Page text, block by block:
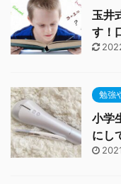
玉井
す！
勉強
小学
にし